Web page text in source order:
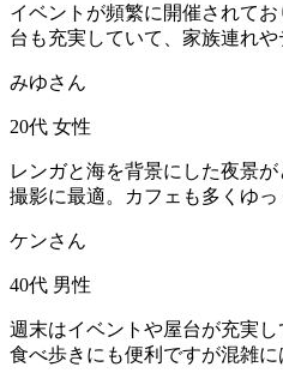
イベントが頻繁に開催されて
台も充実していて、家族連れや
みゆさん
20代 女性
レンガと海を背景にした夜景
撮影に最適。カフェも多くゆっ
ケンさん
40代 男性
週末はイベントや屋台が充実
食べ歩きにも便利ですが混雑に